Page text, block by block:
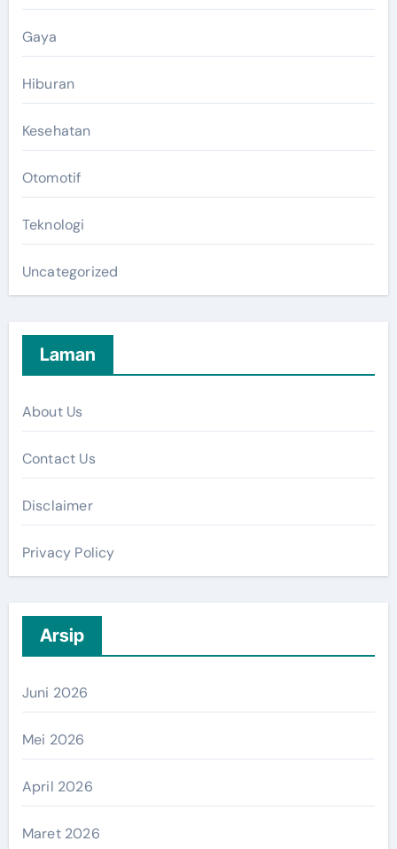
Gaya
Hiburan
Kesehatan
Otomotif
Teknologi
Uncategorized
Laman
About Us
Contact Us
Disclaimer
Privacy Policy
Arsip
Juni 2026
Mei 2026
April 2026
Maret 2026